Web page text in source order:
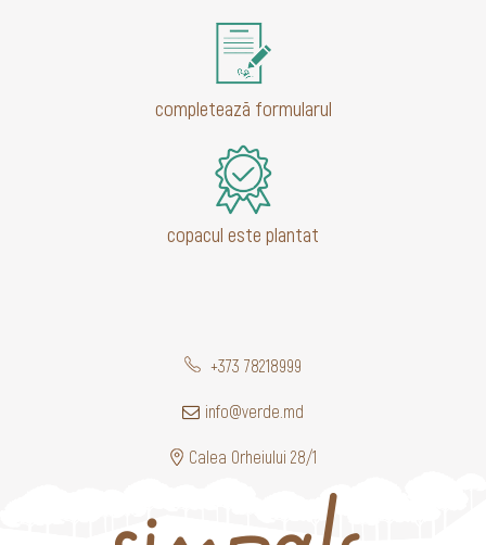
completează formularul
copacul este plantat
+373 78218999
info@verde.md
Calea Orheiului 28/1